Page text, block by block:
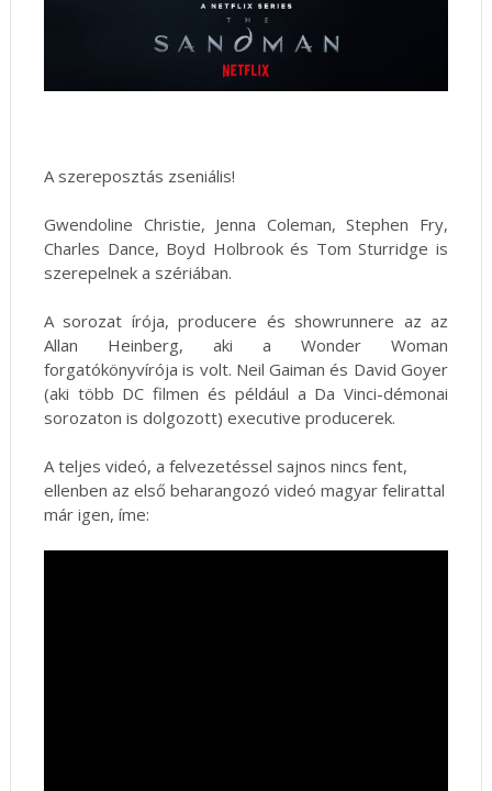
A szereposztás zseniális!
Gwendoline Christie, Jenna Coleman, Stephen Fry,
Charles Dance, Boyd Holbrook és Tom Sturridge is
szerepelnek a szériában.
A sorozat írója, producere és showrunnere az az
Allan Heinberg, aki a Wonder Woman
forgatókönyvírója is volt. Neil Gaiman és David Goyer
(aki több DC filmen és például a Da Vinci-démonai
sorozaton is dolgozott) executive producerek.
A teljes videó, a felvezetéssel sajnos nincs fent,
ellenben az első beharangozó videó magyar felirattal
már igen, íme: